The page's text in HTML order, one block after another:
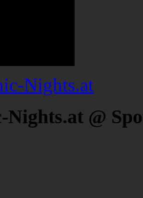
Nights.at
Nights.at @